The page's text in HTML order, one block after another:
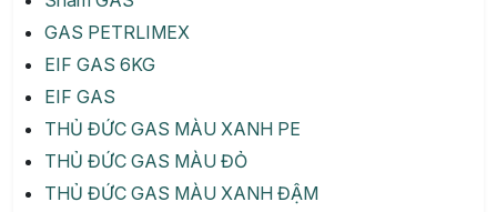
GAS PETRLIMEX
EIF GAS 6KG
EIF GAS
THỦ ĐỨC GAS MÀU XANH PE
THỦ ĐỨC GAS MÀU ĐỎ
THỦ ĐỨC GAS MÀU XANH ĐẬM